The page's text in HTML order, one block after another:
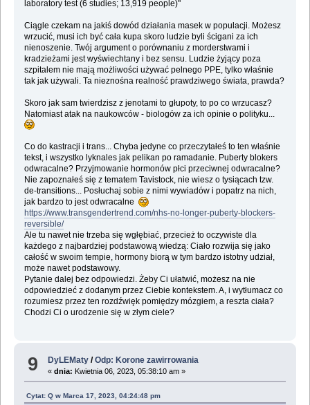
laboratory test (6 studies; 13,919 people)"
Ciągle czekam na jakiś dowód działania masek w populacji. Możesz
wrzucić, musi ich być cała kupa skoro ludzie byli ścigani za ich
nienoszenie. Twój argument o porównaniu z morderstwami i
kradzieżami jest wyświechtany i bez sensu. Ludzie żyjący poza
szpitalem nie mają możliwości używać pelnego PPE, tylko właśnie
tak jak używali. Ta nieznośna realność prawdziwego świata, prawda?
Skoro jak sam twierdzisz z jenotami to głupoty, to po co wrzucasz?
Natomiast atak na naukowców - biologów za ich opinie o polityku...
Co do kastracji i trans... Chyba jedyne co przeczytałeś to ten właśnie
tekst, i wszystko lyknales jak pelikan po ramadanie. Puberty blokers
odwracalne? Przyjmowanie hormonów płci przeciwnej odwracalne?
Nie zapoznałeś się z tematem Tavistock, nie wiesz o tysiącach tzw.
de-transitions... Posłuchaj sobie z nimi wywiadów i popatrz na nich,
jak bardzo to jest odwracalne
https://www.transgendertrend.com/nhs-no-longer-puberty-blockers-
reversible/
Ale tu nawet nie trzeba się wgłębiać, przecież to oczywiste dla
każdego z najbardziej podstawową wiedzą: Ciało rozwija się jako
całość w swoim tempie, hormony biorą w tym bardzo istotny udział,
może nawet podstawowy.
Pytanie dalej bez odpowiedzi. Żeby Ci ułatwić, możesz na nie
odpowiedzieć z dodanym przez Ciebie kontekstem. A, i wytłumacz co
rozumiesz przez ten rozdźwięk pomiędzy mózgiem, a reszta ciała?
Chodzi Ci o urodzenie się w złym ciele?
9 DyLEMaty /Odp: Korone zawirrowania
«dnia: Kwietnia 06, 2023, 05:38:10 am »
Cytat: Q w Marca 17, 2023, 04:24:48 pm